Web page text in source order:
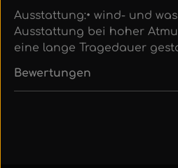
Ausstattung:• wind- und
Ausstattung bei hoher
eine lange Tragedauer
Bewertungen